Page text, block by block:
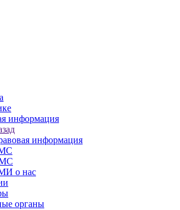
информация
информация
о нас
органы